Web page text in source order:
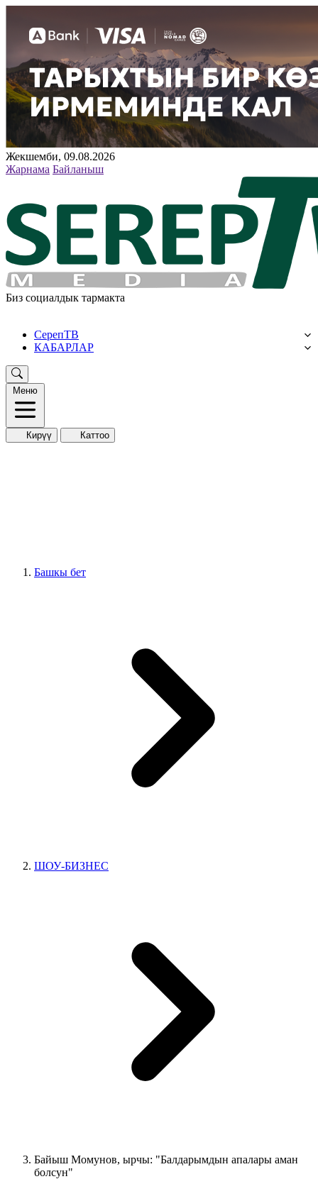
Жекшемби, 09.08.2026
Жарнама Байланыш
Биз социалдык тармакта
СерепТВ
КАБАРЛАР
Меню
Кирүү Каттоо
Башкы бет
ШОУ-БИЗНЕС
Байыш Момунов, ырчы: "Балдарымдын апалары аман
болсун"